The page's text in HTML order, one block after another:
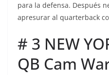
para la defensa. Después
apresurar al quarterback
# 3 NEW
QB Cam